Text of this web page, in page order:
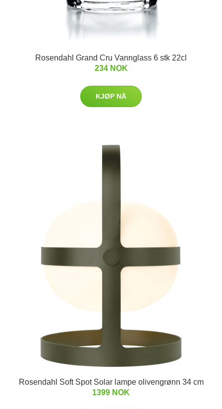
Rosendahl Grand Cru Vannglass 6 stk 22cl
234 NOK
KJØP NÅ
Rosendahl Soft Spot Solar lampe olivengrønn 34 cm
1399 NOK